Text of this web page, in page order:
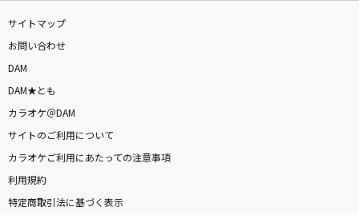
サイトマップ
お問い合わせ
DAM
DAM★とも
カラオケ＠DAM
サイトのご利用について
カラオケご利用にあたっての注意事項
利用規約
特定商取引法に基づく表示